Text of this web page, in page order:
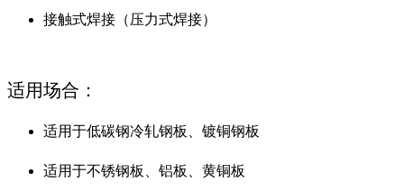
接触式焊接（压力式焊接）
适用场合：
适用于低碳钢冷轧钢板、镀铜钢板
适用于不锈钢板、铝板、黄铜板